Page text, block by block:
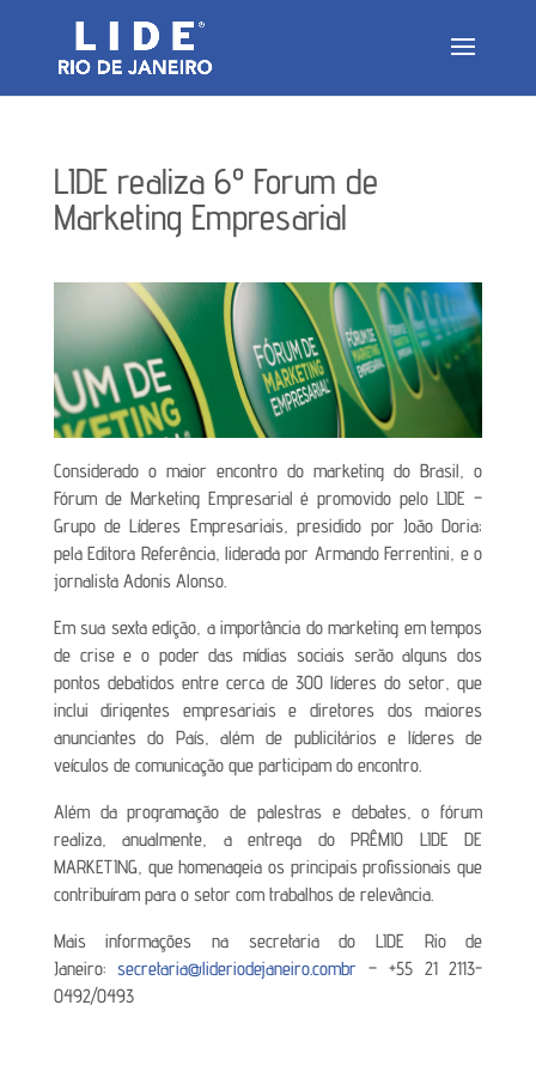
LIDE realiza 6º Forum de
Marketing Empresarial
Considerado o maior encontro do marketing do Brasil, o
Fórum de Marketing Empresarial é promovido pelo LIDE –
Grupo de Líderes Empresariais, presidido por João Doria;
pela Editora Referência, liderada por Armando Ferrentini, e o
jornalista Adonis Alonso.
Em sua sexta edição, a importância do marketing em tempos
de crise e o poder das mídias sociais serão alguns dos
pontos debatidos entre cerca de 300 líderes do setor, que
inclui dirigentes empresariais e diretores dos maiores
anunciantes do País, além de publicitários e líderes de
veículos de comunicação que participam do encontro.
Além da programação de palestras e debates, o fórum
realiza, anualmente, a entrega do PRÊMIO LIDE DE
MARKETING, que homenageia os principais profissionais que
contribuíram para o setor com trabalhos de relevância.
Mais informações na secretaria do LIDE Rio de
Janeiro:secretaria@lideriodejaneiro.combr – +55 21 2113-
0492/0493